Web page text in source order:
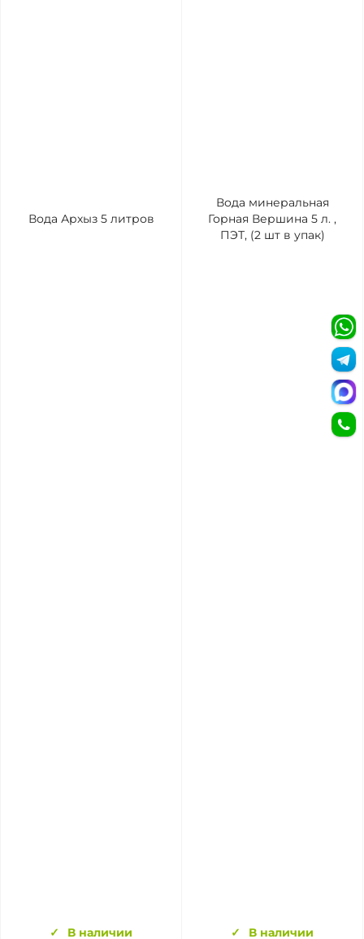
Вода Архыз 5 литров
В наличии
Вода минеральная
Горная Вершина 5 л. ,
ПЭТ, (2 шт в упак)
В наличии